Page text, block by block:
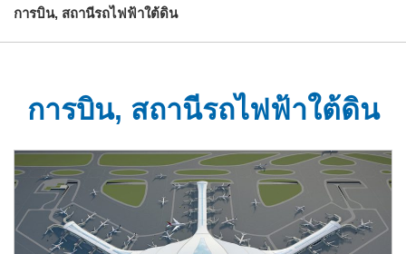
การบิน, สถานีรถไฟฟ้าใต้ดิน
การบิน, สถานีรถไฟฟ้าใต้ดิน